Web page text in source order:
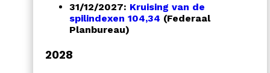
31/12/2027: Kruising van de
spilindexen 104,34 (Federaal
Planbureau)
2028